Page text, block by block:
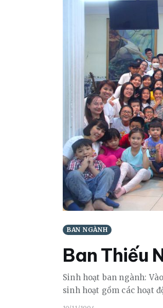
BAN NGÀNH
Ban Thiếu
Sinh hoạt ban ngành:
sinh hoạt gồm các hoạt